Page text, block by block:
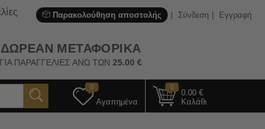
Παρακολούθηση αποστολής Σύνδεση Εγγραφή
ΔΩΡΕΑΝ ΜΕΤΑΦΟΡΙΚΑ
ΓΙΑ ΠΑΡΑΓΓΕΛΙΕΣ ΑΝΩ ΤΩΝ25.00 €
0
Αγαπημένα
0
0.00 €
Καλάθι